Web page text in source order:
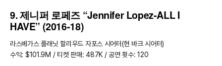
9. 제니퍼 로페즈 “Jennifer Lopez-ALL I
HAVE” (2016-18)
라스베가스 플래닛 할리우드 자포스 시어터(현 바크 시어터)
수익: $101.9M / 티켓 판매: 487K / 공연 횟수: 120